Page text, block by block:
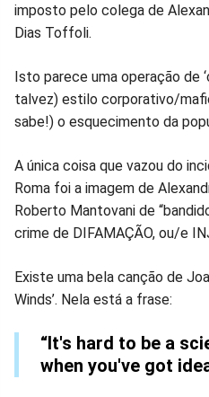
imposto pelo colega de
Dias Toffoli.
Isto parece uma operação de
talvez) estilo corporativo/
sabe!) o esquecimento da
A única coisa que vazou do
Roma foi a imagem de
Roberto Mantovani de
crime de DIFAMAÇÃO, ou/e
Existe uma bela canção de
Winds’. Nela está a frase:
“It's hard to be a
when you've got